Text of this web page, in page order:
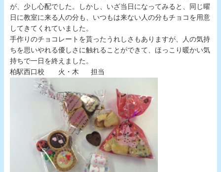
が、少し心配でした。しかし、いざ当日になってみると、同じ曜
日に教室に来る人の分も、いつもは来ない人の分もチョコを用意
してきてくれていました。
手作りのチョコレートを貰ったうれしさもありますが、人の気持
ちを思いやれる優しさに触れることができて、ほっこり暖かい気
持ちで一日を終えました。
柏駅西口校 火・木 担当